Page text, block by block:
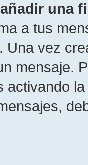
una
a tus
Una vez
mensaje.
activando